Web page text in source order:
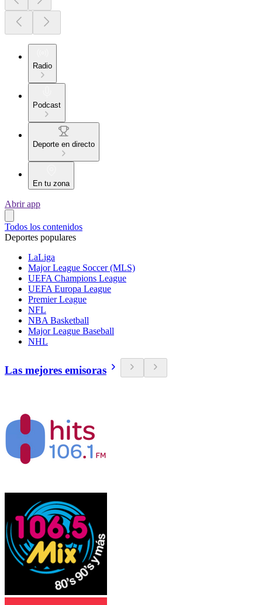
Radio
Podcast
Deporte en directo
En tu zona
Abrir app
Todos los contenidos
Deportes populares
LaLiga
Major League Soccer (MLS)
UEFA Champions League
UEFA Europa League
Premier League
NFL
NBA Basketball
Major League Baseball
NHL
Las mejores emisoras